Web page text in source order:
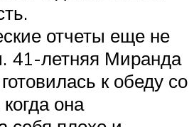
отчеты еще не
41-летняя Миранда
к обеду со
она